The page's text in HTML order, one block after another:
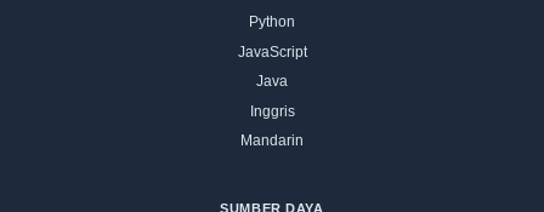
Python
JavaScript
Java
Inggris
Mandarin
SUMBER DAYA